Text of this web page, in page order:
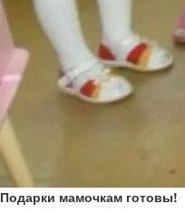
Подарки мамочкам готовы!